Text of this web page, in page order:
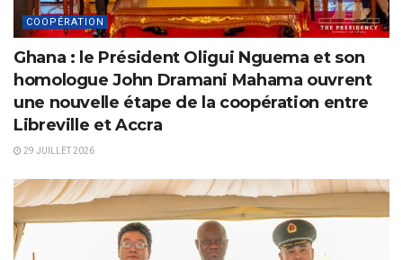
COOPÉRATION
Ghana : le Président Oligui Nguema et son
homologue John Dramani Mahama ouvrent
une nouvelle étape de la coopération entre
Libreville et Accra
29 JUILLET 2026